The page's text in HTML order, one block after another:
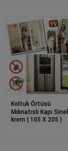
Koltuk Örtüsü
Mıknatıslı Kapı
krem ( 105 X 205 )